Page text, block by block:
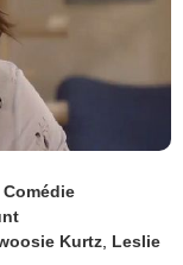
Comédie
Kurtz Leslie